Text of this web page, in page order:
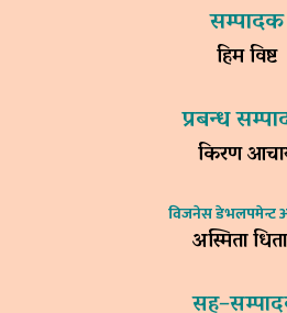
सम्पादक
हिम विष्ट
प्रबन्ध
किरण
विजनेस डेभलपमेन्ट
अस्मिता